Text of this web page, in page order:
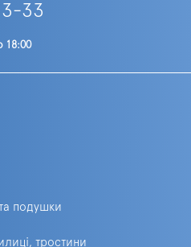
33
18:00
подушки
тростини